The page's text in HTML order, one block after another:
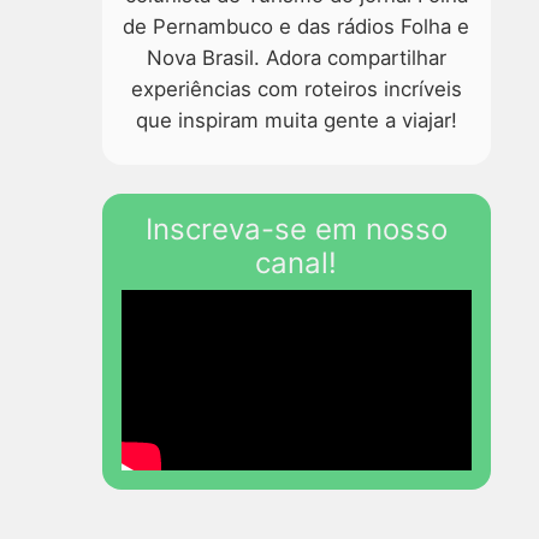
de Pernambuco e das rádios Folha e
Nova Brasil. Adora compartilhar
experiências com roteiros incríveis
que inspiram muita gente a viajar!
Inscreva-se em nosso
canal!